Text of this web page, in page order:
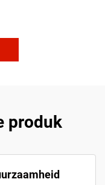
produk